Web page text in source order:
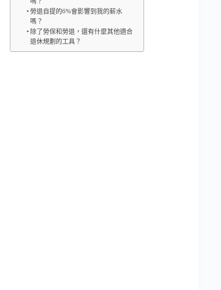
勞退自提的6%會影響到我的薪水
嗎？
除了勞保和勞退，還有什麼其他適合
退休規劃的工具？